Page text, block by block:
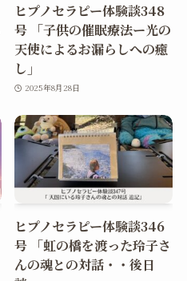
ヒプノセラピー体験談348
号 「子供の催眠療法ー光の
天使によるお漏らしへの癒
し」
2025年8月28日
ヒプノセラピー体験談346
号 「虹の橋を渡った玲子さ
んの魂との対話・・後日